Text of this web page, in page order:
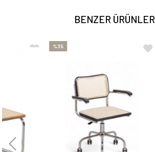
BENZER ÜRÜNLER